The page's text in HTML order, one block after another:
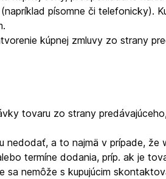
písomne či telefonicky).
kúpnej zmluvy zo strany
tovaru zo strany
a to najmä v prípade,
termíne dodania, príp. ak je
sa nemôže s kupujúcim